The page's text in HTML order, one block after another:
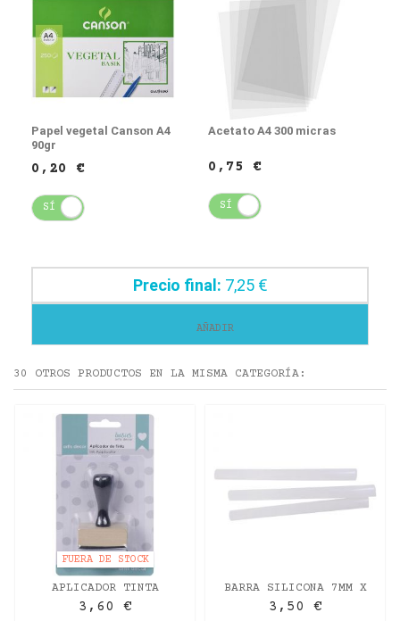
Papel vegetal Canson A4
90gr
0,20 €
SÍ
Acetato A4 300 micras
0,75 €
SÍ
Precio final: 7,25 €
AÑADIR
30 OTROS PRODUCTOS EN LA MISMA CATEGORÍA:
FUERA DE STOCK
APLICADOR TINTA
4,8X2,9CM: (+2
3,60 €
BARRA SILICONA 7MM X
10CM. 12UDS.- RECAMBIO
3,50 €